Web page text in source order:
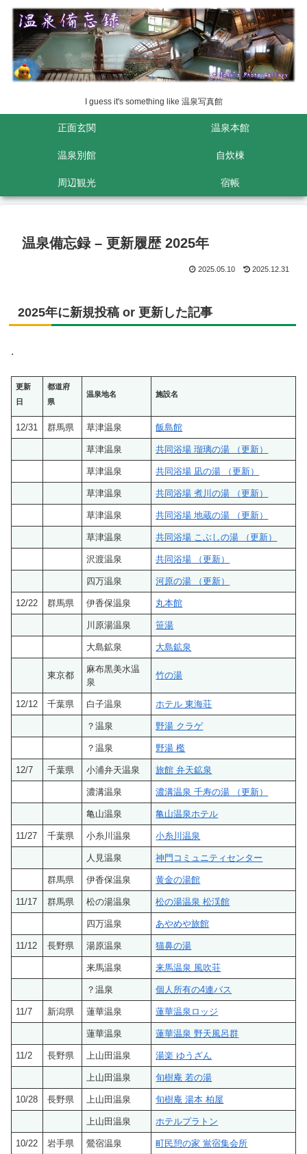
I guess it's something like 温泉写真館
正面玄関 温泉本館
温泉別館 自炊棟
周辺観光 宿帳
温泉備忘録 – 更新履歴 2025年
2025.05.10 2025.12.31
2025年に新規投稿 or 更新した記事
.
更新
日
都道府
県
温泉地名 施設名
12/31 群馬県 草津温泉 飯島館
草津温泉 共同浴場 瑠璃の湯 （更新）
草津温泉 共同浴場 凪の湯 （更新）
草津温泉 共同浴場 煮川の湯 （更新）
草津温泉 共同浴場 地蔵の湯 （更新）
草津温泉 共同浴場 こぶしの湯 （更新）
沢渡温泉 共同浴場 （更新）
四万温泉 河原の湯 （更新）
12/22 群馬県 伊香保温泉 丸本館
川原湯温泉 笹湯
大島鉱泉 大島鉱泉
東京都
麻布黒美水温
泉
竹の湯
12/12 千葉県 白子温泉 ホテル 東海荘
？温泉 野湯 クラゲ
？温泉 野湯 檻
12/7 千葉県 小浦弁天温泉 旅館 弁天鉱泉
濃溝温泉 濃溝温泉 千寿の湯 （更新）
亀山温泉 亀山温泉ホテル
11/27 千葉県 小糸川温泉 小糸川温泉
人見温泉 神門コミュニティセンター
群馬県 伊香保温泉 黄金の湯館
11/17 群馬県 松の湯温泉 松の湯温泉 松渓館
四万温泉 あやめや旅館
11/12 長野県 湯原温泉 猫鼻の湯
来馬温泉 来馬温泉 風吹荘
？温泉 個人所有の4連バス
11/7 新潟県 蓮華温泉 蓮華温泉ロッジ
蓮華温泉 蓮華温泉 野天風呂群
11/2 長野県 上山田温泉 湯楽 ゆうざん
上山田温泉 旬樹庵 若の湯
10/28 長野県 上山田温泉 旬樹庵 湯本 柏屋
上山田温泉 ホテルプラトン
10/22 岩手県 鶯宿温泉 町民憩の家 鴬宿集会所